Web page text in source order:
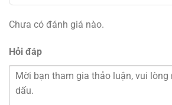
Chưa có đánh giá nào.
Hỏi đáp